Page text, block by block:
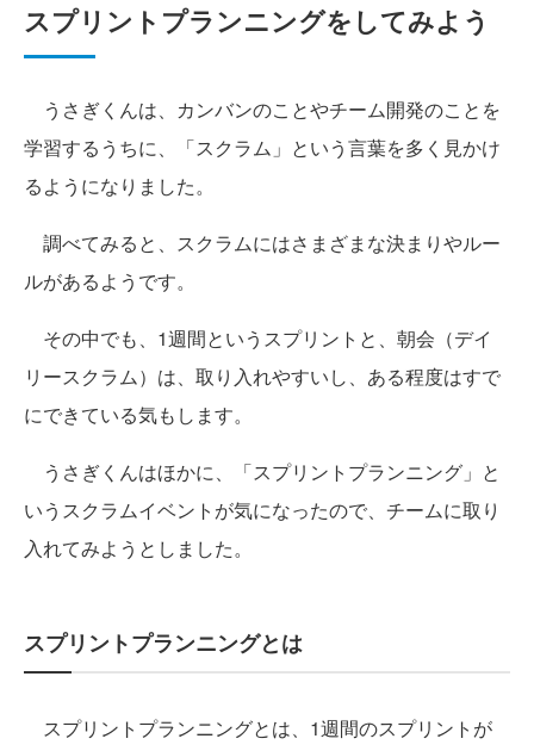
スプリントプランニングをしてみよう
うさぎくんは、カンバンのことやチーム開発のことを
学習するうちに、「スクラム」という言葉を多く見かけ
るようになりました。
調べてみると、スクラムにはさまざまな決まりやルー
ルがあるようです。
その中でも、1週間というスプリントと、朝会（デイ
リースクラム）は、取り入れやすいし、ある程度はすで
にできている気もします。
うさぎくんはほかに、「スプリントプランニング」と
いうスクラムイベントが気になったので、チームに取り
入れてみようとしました。
スプリントプランニングとは
スプリントプランニングとは、1週間のスプリントが